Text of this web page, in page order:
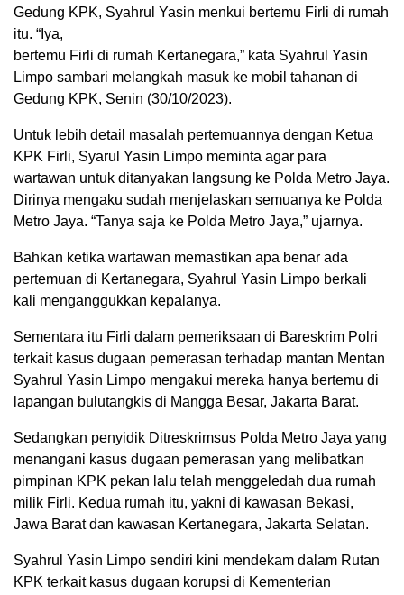
Gedung KPK, Syahrul Yasin menkui bertemu Firli di rumah
itu. “Iya,
bertemu Firli di rumah Kertanegara,” kata Syahrul Yasin
Limpo sambari melangkah masuk ke mobil tahanan di
Gedung KPK, Senin (30/10/2023).
Untuk lebih detail masalah pertemuannya dengan Ketua
KPK Firli, Syarul Yasin Limpo meminta agar para
wartawan untuk ditanyakan langsung ke Polda Metro Jaya.
Dirinya mengaku sudah menjelaskan semuanya ke Polda
Metro Jaya. “Tanya saja ke Polda Metro Jaya,” ujarnya.
Bahkan ketika wartawan memastikan apa benar ada
pertemuan di Kertanegara, Syahrul Yasin Limpo berkali
kali menganggukkan kepalanya.
Sementara itu Firli dalam pemeriksaan di Bareskrim Polri
terkait kasus dugaan pemerasan terhadap mantan Mentan
Syahrul Yasin Limpo mengakui mereka hanya bertemu di
lapangan bulutangkis di Mangga Besar, Jakarta Barat.
Sedangkan penyidik Ditreskrimsus Polda Metro Jaya yang
menangani kasus dugaan pemerasan yang melibatkan
pimpinan KPK pekan lalu telah menggeledah dua rumah
milik Firli. Kedua rumah itu, yakni di kawasan Bekasi,
Jawa Barat dan kawasan Kertanegara, Jakarta Selatan.
Syahrul Yasin Limpo sendiri kini mendekam dalam Rutan
KPK terkait kasus dugaan korupsi di Kementerian